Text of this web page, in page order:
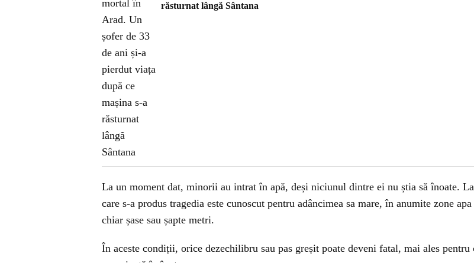
răsturnat lângă Sântana
La un moment dat, minorii au intrat în apă, deși niciunul dintre ei nu știa să înoate.
care s-a produs tragedia este cunoscut pentru adâncimea sa mare, în anumite zone
chiar șase sau șapte metri.
În aceste condiții, orice dezechilibru sau pas greșit poate deveni fatal, mai ales